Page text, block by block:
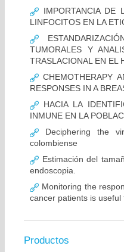
IMPORTANCIA DE
LINFOCITOS EN LA
TUMORALES Y
TRASLACIONAL EN EL
CHEMOTHERAPY
RESPONSES IN A
HACIA LA
INMUNE EN LA
Deciphering the
colombiense
Estimación del
endoscopia.
Monitoring the
cancer patients is
Productos